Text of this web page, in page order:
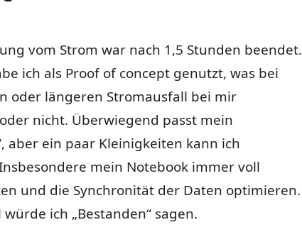
vom Strom war nach 1,5 Stunden beendet.
ich als Proof of concept genutzt, was bei
oder längeren Stromausfall bei mir
nicht. Überwiegend passt mein
aber ein paar Kleinigkeiten kann ich
mein Notebook immer voll
und die Synchronität der Daten optimieren.
ich „Bestanden“ sagen.